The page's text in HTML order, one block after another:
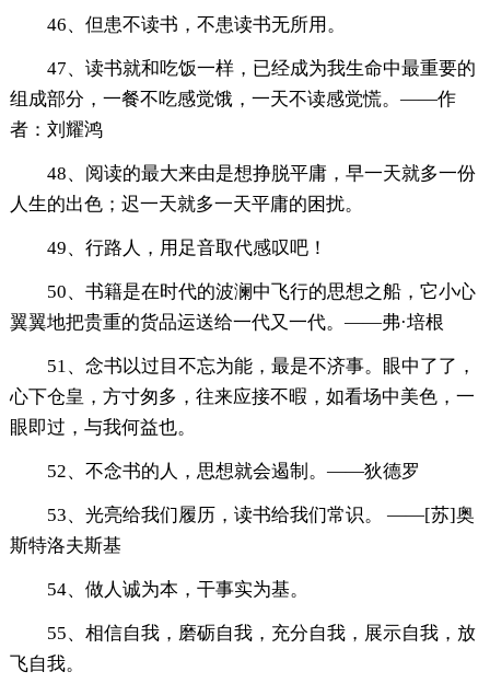
46、但患不读书，不患读书无所用。
47、读书就和吃饭一样，已经成为我生命中最重要的
组成部分，一餐不吃感觉饿，一天不读感觉慌。——作
者：刘耀鸿
48、阅读的最大来由是想挣脱平庸，早一天就多一份
人生的出色；迟一天就多一天平庸的困扰。
49、行路人，用足音取代感叹吧！
50、书籍是在时代的波澜中飞行的思想之船，它小心
翼翼地把贵重的货品运送给一代又一代。——弗·培根
51、念书以过目不忘为能，最是不济事。眼中了了，
心下仓皇，方寸匆多，往来应接不暇，如看场中美色，一
眼即过，与我何益也。
52、不念书的人，思想就会遏制。——狄德罗
53、光亮给我们履历，读书给我们常识。 ——[苏]奥
斯特洛夫斯基
54、做人诚为本，干事实为基。
55、相信自我，磨砺自我，充分自我，展示自我，放
飞自我。